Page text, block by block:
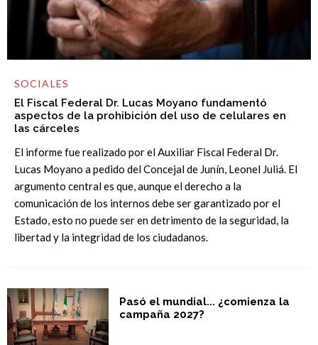
SOCIALES
El Fiscal Federal Dr. Lucas Moyano fundamentó
aspectos de la prohibición del uso de celulares en
las cárceles
El informe fue realizado por el Auxiliar Fiscal Federal Dr.
Lucas Moyano a pedido del Concejal de Junín, Leonel Juliá. El
argumento central es que, aunque el derecho a la
comunicación de los internos debe ser garantizado por el
Estado, esto no puede ser en detrimento de la seguridad, la
libertad y la integridad de los ciudadanos.
Pasó el mundial... ¿comienza la
campaña 2027?